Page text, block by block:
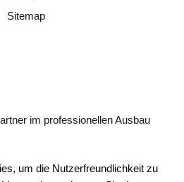
Sitemap
im professionellen Ausbau
um die Nutzerfreundlichkeit zu